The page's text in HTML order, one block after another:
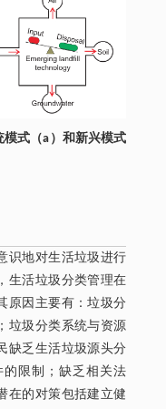
模式（a）和新兴模式
识地对生活垃圾进行
生活垃圾分类管理在
原因主要有：垃圾分
垃圾分类系统与资源
缺乏生活垃圾源头分
限制；缺乏相关法
在的对策包括建立健